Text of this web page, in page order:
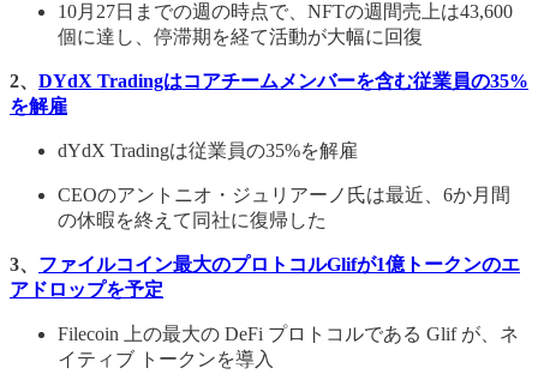
10月27日までの週の時点で、NFTの週間売上は43,600
個に達し、停滞期を経て活動が大幅に回復
2、 DYdX Tradingはコアチームメンバーを含む従業員の35%
を解雇
dYdX Tradingは従業員の35%を解雇
CEOのアントニオ・ジュリアーノ氏は最近、6か月間
の休暇を終えて同社に復帰した
3、 ファイルコイン最大のプロトコルGlifが1億トークンのエ
アドロップを予定
Filecoin 上の最大の DeFi プロトコルである Glif が、ネ
イティブ トークンを導入